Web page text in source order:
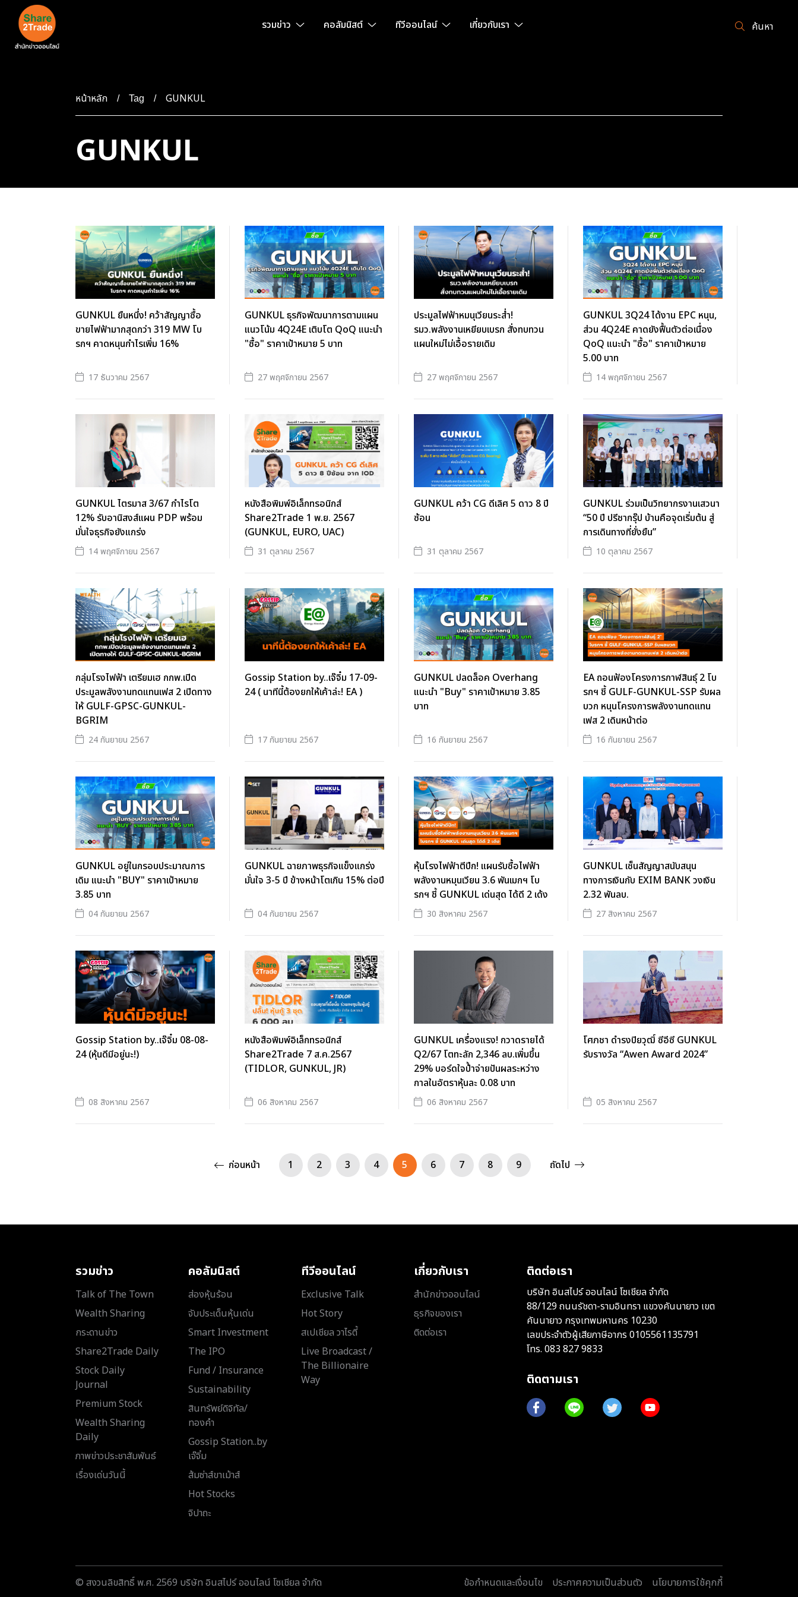
รวมข่าว คอลัมนิสต์ ทีวีออนไลน์ เกี่ยวกับเรา ค้นหา
หน้าหลัก Tag GUNKUL
GUNKUL
GUNKUL ยืนหนึ่ง! คว้าสัญญาซื้อ
ขายไฟฟ้ามากสุดกว่า 319 MW โบ
รกฯ คาดหนุนกำไรเพิ่ม 16%
17 ธันวาคม 2567
GUNKUL ธุรกิจพัฒนาการตามแผน
แนวโน้ม 4Q24E เติบโต QoQ แนะนำ
"ซื้อ" ราคาเป้าหมาย 5 บาท
27 พฤศจิกายน 2567
ประมูลไฟฟ้าหมนุเวียนระส่ำ!
รมว.พลังงานเหยียบเบรก สั่งทบทวน
แผนใหม่ไม่เอื้อรายเดิม
27 พฤศจิกายน 2567
GUNKUL 3Q24 ได้งาน EPC หนุน,
ส่วน 4Q24E คาดยังฟื้นตัวต่อเนื่อง
QoQ แนะนำ "ซื้อ" ราคาเป้าหมาย
5.00 บาท
14 พฤศจิกายน 2567
GUNKUL ไตรมาส 3/67 กำไรโต
12% รับอานิสงส์แผน PDP พร้อม
มั่นใจธุรกิจยังแกร่ง
14 พฤศจิกายน 2567
หนังสือพิมพ์อิเล็กทรอนิกส์
Share2Trade 1 พ.ย. 2567
(GUNKUL, EURO, UAC)
31 ตุลาคม 2567
GUNKUL คว้า CG ดีเลิศ 5 ดาว 8 ปี
ซ้อน
31 ตุลาคม 2567
GUNKUL ร่วมเป็นวิทยากรงานเสวนา
“50 ปี ปรีชากรุ๊ป บ้านคือจุดเริ่มต้น สู่
การเดินทางที่ยั่งยืน”
10 ตุลาคม 2567
กลุ่มโรงไฟฟ้า เตรียมเฮ กกพ.เปิด
ประมูลพลังงานทดแทนเฟส 2 เปิดทาง
ให้ GULF-GPSC-GUNKUL-
BGRIM
24 กันยายน 2567
Gossip Station by..เจ๊จิ๋ม 17-09-
24 ( นาทีนี้ต้องยกให้เค้าล่ะ! EA )
17 กันยายน 2567
GUNKUL ปลดล็อค Overhang
แนะนำ "Buy" ราคาเป้าหมาย 3.85
บาท
16 กันยายน 2567
EA ถอนฟ้องโครงการกาฬสินธุ์ 2 โบ
รกฯ ชี้ GULF-GUNKUL-SSP รับผล
บวก หนุนโครงการพลังงานทดแทน
เฟส 2 เดินหน้าต่อ
16 กันยายน 2567
GUNKUL อยู่ในกรอบประมาณการ
เดิม แนะนำ "BUY" ราคาเป้าหมาย
3.85 บาท
04 กันยายน 2567
GUNKUL ฉายภาพธุรกิจแข็งแกร่ง
มั่นใจ 3-5 ปี ข้างหน้าโตเกิน 15% ต่อปี
04 กันยายน 2567
หุ้นโรงไฟฟ้าตีปีก! แผนรับซื้อไฟฟ้า
พลังงานหมุนเวียน 3.6 พันเมกฯ โบ
รกฯ ชี้ GUNKUL เด่นสุด ได้ดี 2 เด้ง
30 สิงหาคม 2567
GUNKUL เซ็นสัญญาสนับสนุน
ทางการเงินกับ EXIM BANK วงเงิน
2.32 พันลบ.
27 สิงหาคม 2567
Gossip Station by..เจ๊จิ๋ม 08-08-
24 (หุ้นดีมีอยู่นะ!)
08 สิงหาคม 2567
หนังสือพิมพ์อิเล็กทรอนิกส์
Share2Trade 7 ส.ค.2567
(TIDLOR, GUNKUL, JR)
06 สิงหาคม 2567
GUNKUL เครื่องแรง! กวาดรายได้
Q2/67 โตทะลัก 2,346 ลบ.เพิ่มขึ้น
29% บอร์ดใจป้ำจ่ายปันผลระหว่าง
กาลในอัตราหุ้นละ 0.08 บาท
06 สิงหาคม 2567
โศภชา ดำรงปิยวุฒิ์ ซีอีซี GUNKUL
รับรางวัล “Awen Award 2024”
05 สิงหาคม 2567
ก่อนหน้า 1 2 3 4 5 6 7 8 9 ถัดไป
รวมข่าว
Talk of The Town
Wealth Sharing
กระดานข่าว
Share2Trade Daily
Stock Daily
Journal
Premium Stock
Wealth Sharing
Daily
ภาพข่าวประชาสัมพันธ์
เรื่องเด่นวันนี้
คอลัมนิสต์
ส่องหุ้นร้อน
จับประเด็นหุ้นเด่น
Smart Investment
The IPO
Fund / Insurance
Sustainability
สินทรัพย์ดิจิทัล/
ทองคำ
Gossip Station..by
เจ๊จิ๋ม
ส้มซ่าส์ขาเม้าส์
Hot Stocks
จิปาถะ
ทีวีออนไลน์
Exclusive Talk
Hot Story
สเปเชียล วาไรตี้
Live Broadcast /
The Billionaire
Way
เกี่ยวกับเรา
สำนักข่าวออนไลน์
ธุรกิจของเรา
ติดต่อเรา
ติดต่อเรา
บริษัท อินสไปร์ ออนไลน์ โซเชียล จำกัด
88/129 ถนนรัชดา-รามอินทรา แขวงคันนายาว เขต
คันนายาว กรุงเทพมหานคร 10230
เลขประจำตัวผู้เสียภาษีอากร 0105561135791
โทร. 083 827 9833
ติดตามเรา
© สงวนลิขสิทธิ์ พ.ศ. 2569 บริษัท อินสไปร์ ออนไลน์ โซเชียล จำกัด ข้อกำหนดและเงื่อนไข ประกาศความเป็นส่วนตัว นโยบายการใช้คุกกี้